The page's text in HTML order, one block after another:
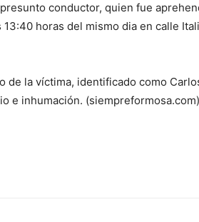
conductor, quien fue
horas del mismo dia en calle
de la víctima, identificado como
e inhumación. (siempreformosa.com)